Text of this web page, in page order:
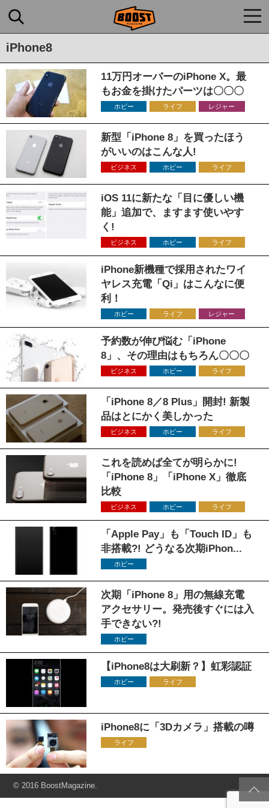
iPhone8
11万円オーバーのiPhone X。最
もお金を掛けたパーツは〇〇〇
ホビー ライフ レジャー
新型「iPhone 8」を買ったほう
がいいのはこんな人!
ビジネス ホビー ライフ
iOS 11に新たな「目に優しい機
能」追加で、ますます使いやす
く!
ビジネス ホビー ライフ
iPhone新機種で採用されたワイ
ヤレス充電「Qi」はこんなに便
利！
ホビー ライフ レジャー
予約数が伸び悩む「iPhone
8」、その理由はもちろん〇〇〇
ビジネス ホビー ライフ
「iPhone 8／8 Plus」開封! 新製
品はとにかく美しかった
ビジネス ホビー ライフ
これを読めば全てが明らかに!
「iPhone 8」「iPhone X」徹底
比較
ビジネス ホビー ライフ
「Apple Pay」も「Touch ID」も
非搭載?! どうなる次期iPhon...
ホビー
次期「iPhone 8」用の無線充電
アクセサリー。発売後すぐには入
手できない?!
ホビー
【iPhone8は大刷新？】虹彩認証
ホビー ライフ
iPhone8に「3Dカメラ」搭載の噂
ライフ
© 2016 BoostMagazine.